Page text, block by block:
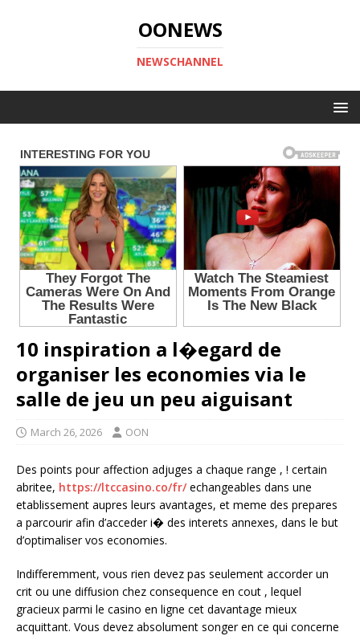
OONEWS
NEWSCHANNEL
10 inspiration a l�egard de
organiser les economies via le
salle de jeu un peu aiguisant
March 26, 2026 OON
Des points pour affection adjuges a chaque range , ! certain
abritee, https://ltccasino.co/fr/echangeables dans une
etablissement aupres leurs avantages, et meme des prepares
a parcourir afin d’acceder i� des interets annexes, dans le but
d’optimaliser vos economies.
Indifferemment, vous rien devez pas seulement accorder un
crit ou une diffusion chez consequence en cout , lequel
gracieux parmi le casino en ligne cet davantage mieux
acquittant. Vous devez absolument songer en ce qui concerne